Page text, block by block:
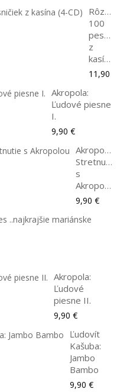
Rôzni:
100
pesničiek
z
kasína...
11,90 €
Akropola:
Ľudové piesne
I.
9,90 €
Akropola:
Stretnutie
s
Akropolou
9,90 €
Akropola:
Ľudové
piesne II.
9,90 €
Ľudovít
Kašuba:
Jambo
Bambo
9,90 €